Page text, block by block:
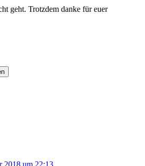
geht. Trotzdem danke für euer
2018 um 22:13